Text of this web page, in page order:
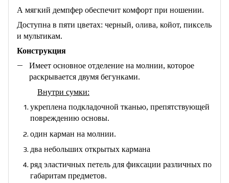
А мягкий демпфер обеспечит комфорт при ношении.
Доступна в пяти цветах: черный, олива, койот, пиксель
и мультикам.
Конструкция
Имеет основное отделение на молнии, которое
раскрывается двумя бегунками.
Внутри сумки:
укреплена подкладочной тканью, препятствующей
повреждению основы.
один карман на молнии.
два небольших открытых кармана
ряд эластичных петель для фиксации различных по
габаритам предметов.